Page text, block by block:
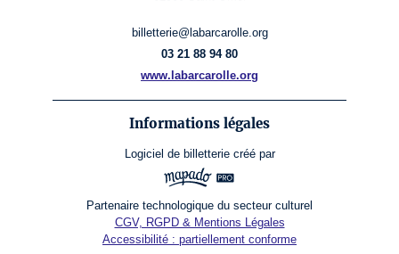
billetterie@labarcarolle.org
03 21 88 94 80
www.labarcarolle.org
Informations légales
Logiciel de billetterie créé par
Partenaire technologique du secteur culturel
CGV, RGPD & Mentions Légales
Accessibilité : partiellement conforme